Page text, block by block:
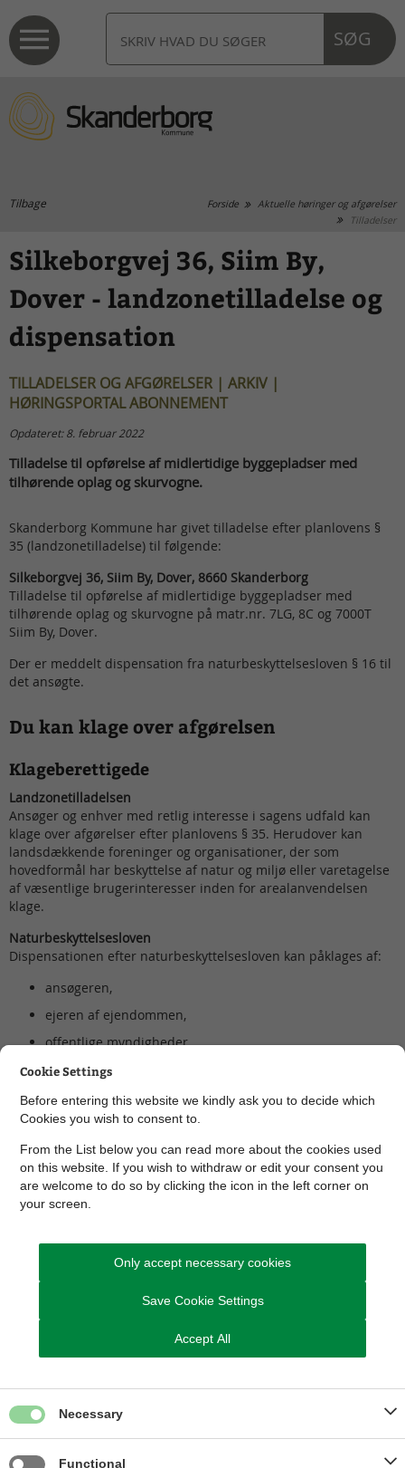
SØG
Tilbage Forside
Aktuelle høringer og afgørelser
Tilladelser
Silkeborgvej 36, Siim By,
Dover - landzonetilladelse og
dispensation
TILLADELSER OG AFGØRELSER | ARKIV |
HØRINGSPORTAL ABONNEMENT
Opdateret: 8. februar 2022
Tilladelse til opførelse af midlertidige byggepladser med
tilhørende oplag og skurvogne.
Skanderborg Kommune har givet tilladelse efter planlovens §
35 (landzonetilladelse) til følgende:
Silkeborgvej 36, Siim By, Dover, 8660 Skanderborg
Tilladelse til opførelse af midlertidige byggepladser med
tilhørende oplag og skurvogne på matr.nr. 7LG, 8C og 7000T
Siim By, Dover.
Der er meddelt dispensation fra naturbeskyttelsesloven § 16 til
det ansøgte.
Du kan klage over afgørelsen
Klageberettigede
Landzonetilladelsen
Ansøger og enhver med retlig interesse i sagens udfald kan
klage over afgørelser efter planlovens § 35. Herudover kan
landsdækkende foreninger og organisationer, der som
hovedformål har beskyttelse af natur og miljø eller varetagelse
af væsentlige brugerinteresser inden for arealanvendelsen
klage.
Naturbeskyttelsesloven
Dispensationen efter naturbeskyttelsesloven kan påklages af:
ansøgeren,
ejeren af ejendommen,
offentlige myndigheder,
lokale foreninger og organisationer, som har væsentlig
landsdækkende foreninger og organisationer, som har
som formål.
Se hvordan du klager
Se landzonetilladelsen og
dispensationen her (pdf)
ARKIVERET
Cookie Settings
Before entering this website we kindly ask you to decide which
Cookies you wish to consent to.
From the List below you can read more about the cookies used
on this website. If you wish to withdraw or edit your consent you
are welcome to do so by clicking the icon in the left corner on
your screen.
Only accept necessary cookies
Save Cookie Settings
Accept All
Necessary
Functional